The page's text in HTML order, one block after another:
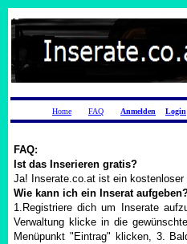
Home FAQ Anmelden Login
FAQ:
Ist das Inserieren gratis?
Ja! Inserate.co.at ist ein kostenloser
Wie kann ich ein Inserat
1.Registriere dich um Inserate
Verwaltung klicke in die
Menüpunkt "Eintrag" klicken, 3.